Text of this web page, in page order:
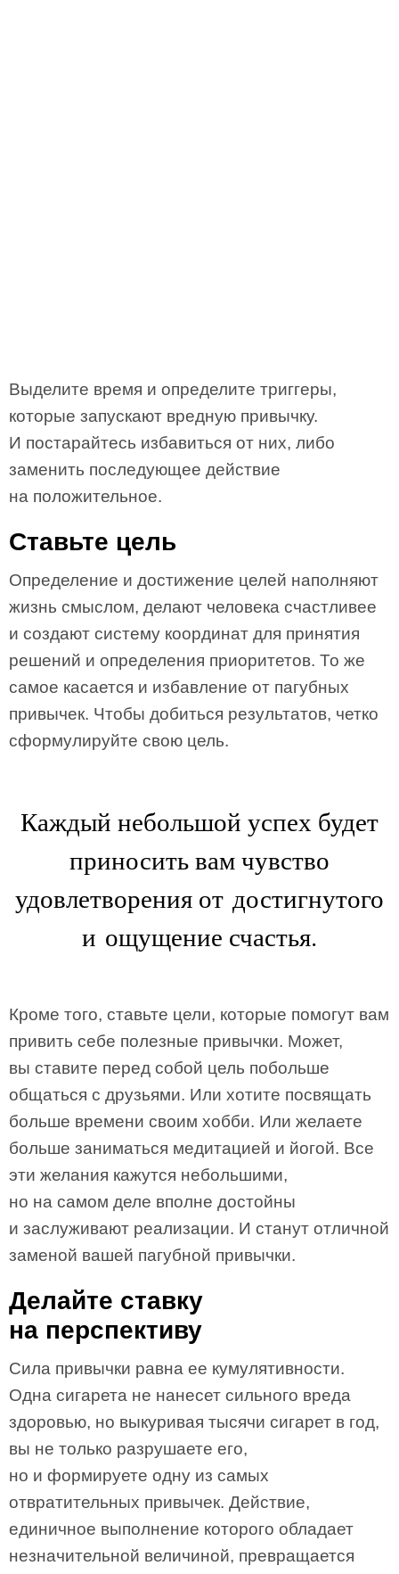
Выделите время и определите триггеры,
которые запускают вредную привычку.
И постарайтесь избавиться от них, либо
заменить последующее действие
на положительное.
Ставьте цель
Определение и достижение целей наполняют
жизнь смыслом, делают человека счастливее
и создают систему координат для принятия
решений и определения приоритетов. То же
самое касается и избавление от пагубных
привычек. Чтобы добиться результатов, четко
сформулируйте свою цель.
Каждый небольшой успех будет
приносить вам чувство
удовлетворения от достигнутого
и ощущение счастья.
Кроме того, ставьте цели, которые помогут вам
привить себе полезные привычки. Может,
вы ставите перед собой цель побольше
общаться с друзьями. Или хотите посвящать
больше времени своим хобби. Или желаете
больше заниматься медитацией и йогой. Все
эти желания кажутся небольшими,
но на самом деле вполне достойны
и заслуживают реализации. И станут отличной
заменой вашей пагубной привычки.
Делайте ставку
на перспективу
Сила привычки равна ее кумулятивности.
Одна сигарета не нанесет сильного вреда
здоровью, но выкуривая тысячи сигарет в год,
вы не только разрушаете его,
но и формируете одну из самых
отвратительных привычек. Действие,
единичное выполнение которого обладает
незначительной величиной, превращается